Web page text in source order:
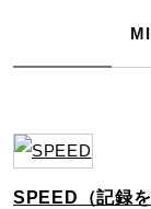
SPEED（記録